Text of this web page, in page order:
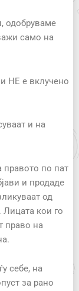
одобруваме
само на
НЕ е вклучено
и на
правото по пат
и продаде
од
Лицата кои го
право на
себе, на
за рано